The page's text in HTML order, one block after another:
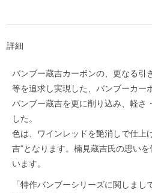
詳細
バンブー蔵吉カーボンの、更なる引
等を追求し実現した、バンブーカー
バンブー蔵吉を更に削り込み、軽さ
した。
色は、ワインレッドを艶消しで仕上
吉”となります。楠見蔵吉氏の思い
います。
「特作バンブーシリーズに関しまし